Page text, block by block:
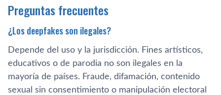
Preguntas frecuentes
¿Los deepfakes son ilegales?
Depende del uso y la jurisdicción. Fines artísticos,
educativos o de parodia no son ilegales en la
mayoría de países. Fraude, difamación, contenido
sexual sin consentimiento o manipulación electoral